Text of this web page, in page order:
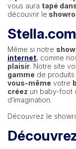
vous aura tapé
découvrir le
Même si notre
internet, comme
plaisir. Notre site
gamme de
vous-même votre
créez un baby-foot
d’imagination.
Découvrez le